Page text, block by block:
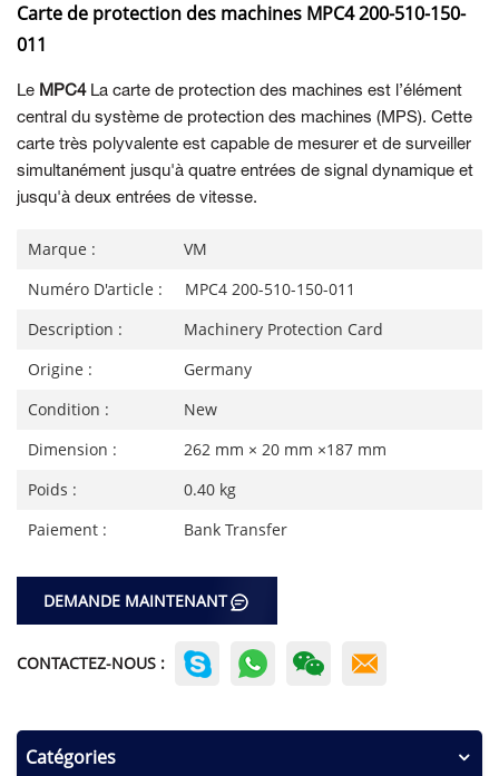
Carte de protection des machines MPC4 200-510-150-
011
Le MPC4 La carte de protection des machines est l’élément
central du système de protection des machines (MPS). Cette
carte très polyvalente est capable de mesurer et de surveiller
simultanément jusqu'à quatre entrées de signal dynamique et
jusqu'à deux entrées de vitesse.
Marque :
VM
Numéro D'article :
MPC4 200-510-150-011
Description :
Machinery Protection Card
Origine :
Germany
Condition :
New
Dimension :
262 mm × 20 mm ×187 mm
Poids :
0.40 kg
Paiement :
Bank Transfer
DEMANDE MAINTENANT
CONTACTEZ-NOUS :
Catégories